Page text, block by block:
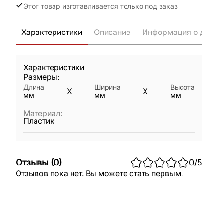
Этот товар изготавливается только под заказ
Характеристики Описание Информация о
Характеристики
Размеры:
Длина
мм
X
Ширина
мм
X
Высота
мм
Материал:
Пластик
Отзывы (0) 0/5
Отзывов пока нет. Вы можете стать первым!